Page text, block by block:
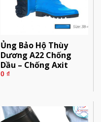
Ủng Bảo Hộ Thùy
Dương A22 Chống
Dầu – Chống Axit
0 ₫